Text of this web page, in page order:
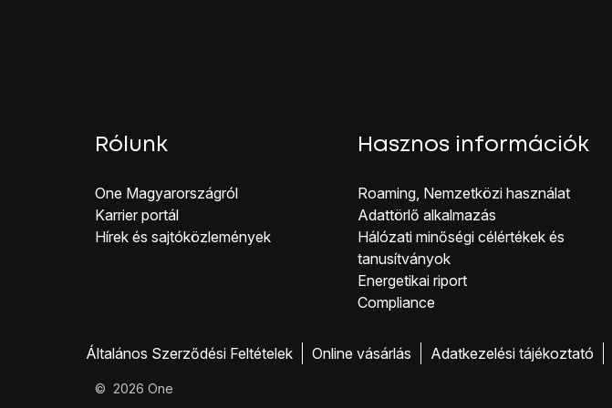
Rólunk
One Magyar országról
Karrier portál
Hírek és sajtóközlemények
Hasznos információk
Roaming, Nemzetközi használat
Adattörlő alkalmazás
Hálózati minőségi célérté kek és
tanusítványok
Energetikai riport
Co mpliance
Általános Szerződési Feltételek Online vásárlás Adatkezelési tájékoztató
© 2026 One